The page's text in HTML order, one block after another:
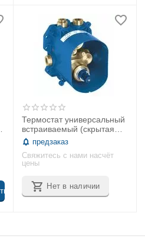
Термостат универсальный
встраиваемый (скрытая
часть) Rapido T 35500000
Grohe
предзаказ
Свяжитесь с нами насчёт
цены
Нет в наличии